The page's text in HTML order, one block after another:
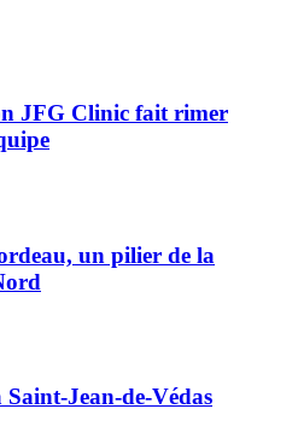
JFG Clinic fait rimer
un pilier de la
Jean-de-Védas